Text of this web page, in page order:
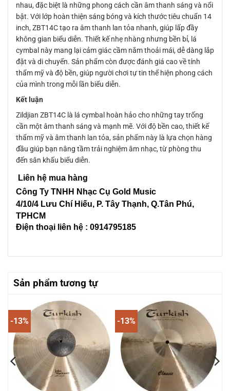
nhau, đặc biệt là những phong cách cần âm thanh sáng và nổi
bật. Với lớp hoàn thiện sáng bóng và kích thước tiêu chuẩn 14
inch, ZBT14C tạo ra âm thanh lan tỏa nhanh, giúp lấp đầy
không gian biểu diễn. Thiết kế nhẹ nhàng nhưng bền bỉ, lá
cymbal này mang lại cảm giác cầm nắm thoải mái, dễ dàng lắp
đặt và di chuyển. Sản phẩm còn được đánh giá cao về tính
thẩm mỹ và độ bền, giúp người chơi tự tin thể hiện phong cách
của mình trong mỗi lần biểu diễn.
Kết luận
Zildjian ZBT14C là lá cymbal hoàn hảo cho những tay trống
cần một âm thanh sáng và mạnh mẽ. Với độ bền cao, thiết kế
thẩm mỹ và âm thanh lan tỏa, sản phẩm này là lựa chọn hàng
đầu giúp bạn nâng tầm trải nghiệm âm nhạc, từ phòng thu
đến sân khấu biểu diễn.
Liên hệ mua hàng
Công Ty TNHH Nhạc Cụ Gold Music
4/10/4 Lưu Chí Hiếu, P. Tây Thạnh, Q.Tân Phú,
TPHCM
Điện thoại liên hệ : 0914795185
Sản phẩm tương tự
-13% -13%